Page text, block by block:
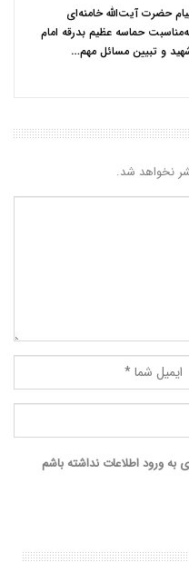
حضرت آیت‌الله خامنه‌ای
حماسه عظیم بدرقه امام
و تبیین مسائل مهم…
نخواهد شد.
به ورود اطلاعات نداشته باشم